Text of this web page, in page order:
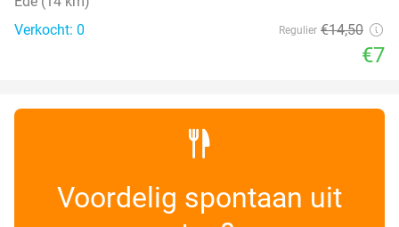
Verkocht: 0
Regulier €14,50
€7
Voordelig spontaan uit